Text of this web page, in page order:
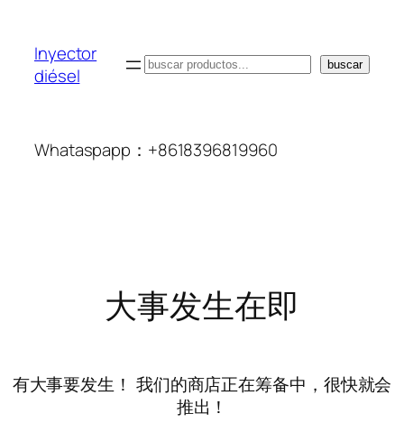
Inyector
diésel
搜
buscar
Whataspapp：+8618396819960
大事发生在即
有大事要发生！ 我们的商店正在筹备中，很快就会
推出！